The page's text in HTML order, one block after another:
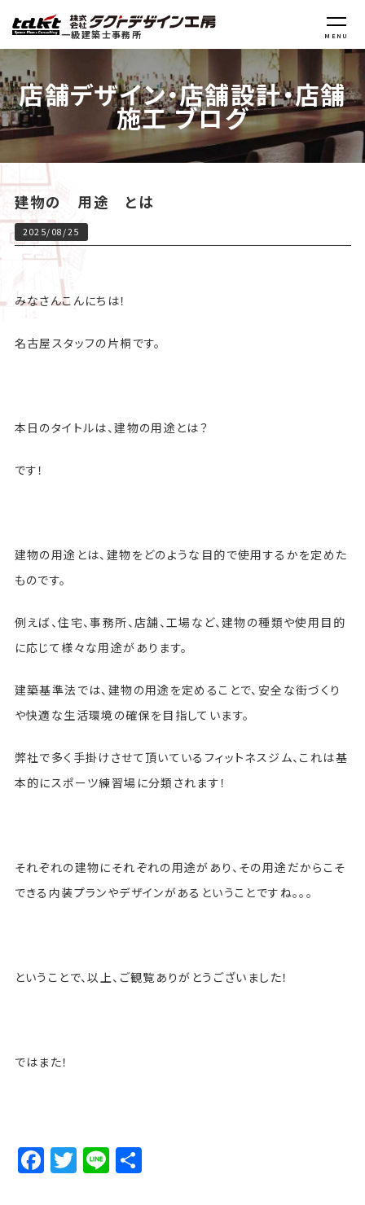
一級建築士事務所 MENU
店舗デザイン・店舗設計・店舗
施工 ブログ
建物の 用途 とは
2025/08/25
みなさんこんにちは！
名古屋スタッフの片桐です。
本日のタイトルは、建物の用途とは？
です！
建物の用途とは、建物をどのような目的で使用するかを定めた
ものです。
例えば、住宅、事務所、店舗、工場など、建物の種類や使用目的
に応じて様々な用途があります。
建築基準法では、建物の用途を定めることで、安全な街づくり
や快適な生活環境の確保を目指しています。
弊社で多く手掛けさせて頂いているフィットネスジム、これは基
本的にスポーツ練習場に分類されます！
それぞれの建物にそれぞれの用途があり、その用途だからこそ
できる内装プランやデザインがあるということですね。。。
ということで、以上、ご観覧ありがとうございました！
ではまた！
Facebook
Twitter
LineShare